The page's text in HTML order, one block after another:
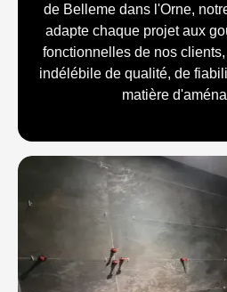
de Belleme dans l'Orne,
adapte chaque projet aux
fonctionnelles de nos
indélébile de qualité, de
matière